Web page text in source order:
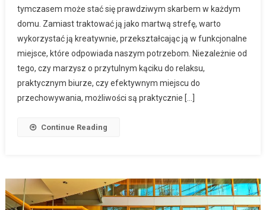
tymczasem może stać się prawdziwym skarbem w każdym
domu. Zamiast traktować ją jako martwą strefę, warto
wykorzystać ją kreatywnie, przekształcając ją w funkcjonalne
miejsce, które odpowiada naszym potrzebom. Niezależnie od
tego, czy marzysz o przytulnym kąciku do relaksu,
praktycznym biurze, czy efektywnym miejscu do
przechowywania, możliwości są praktycznie […]
Continue Reading